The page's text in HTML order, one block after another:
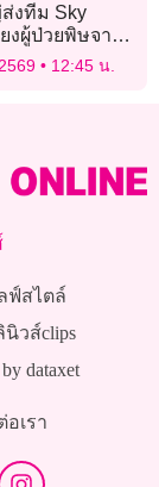
งทีม Sky
ยงผู้ป่วยพิษจาก
อนอกไซด์ทาง
กษาเฉพาะ
12:45 น.
ฟ์สไตล์
นิวส์clips
dataxet
อเรา